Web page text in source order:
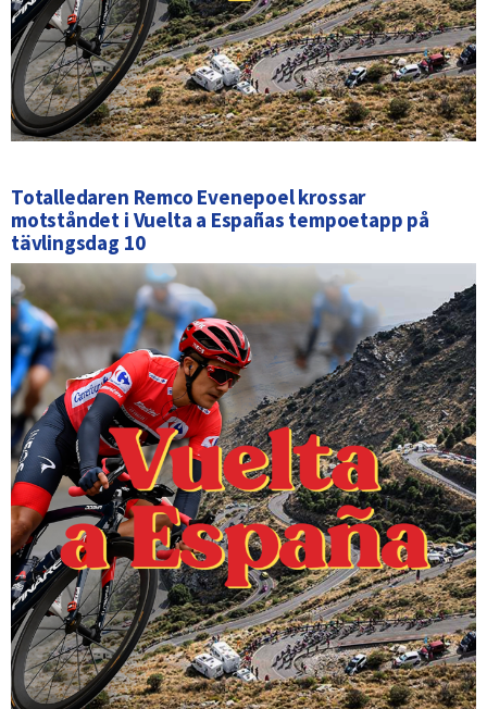
Totalledaren Remco Evenepoel krossar
motståndet i Vuelta a Españas tempoetapp på
tävlingsdag 10